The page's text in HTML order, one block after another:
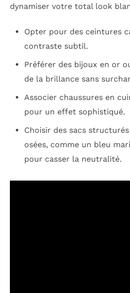
dynamiser votre total look
Opter pour des ceintures
contraste subtil.
Préférer des bijoux en or
de la brillance sans
Associer chaussures en
pour un effet sophistiqué.
Choisir des sacs
osées, comme un bleu
pour casser la neutralité.